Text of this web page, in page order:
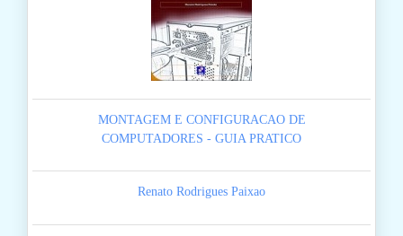
MONTAGEM E CONFIGURACAO DE
COMPUTADORES - GUIA PRATICO
Renato Rodrigues Paixao